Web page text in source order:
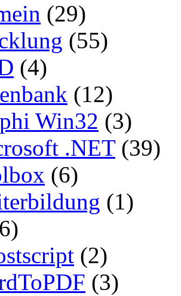
(29)
(55)
(4)
(12)
Win32 (3)
.NET(39)
(6)
(1)
(2)
(3)